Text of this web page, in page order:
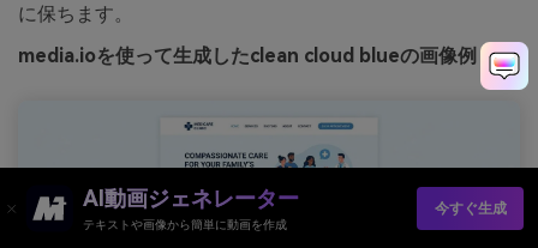
に保ちます。
media.ioを使って生成したclean cloud blueの画像例
AI動画ジェネレーター
テキストや画像から簡単に動画を作成
今すぐ生成